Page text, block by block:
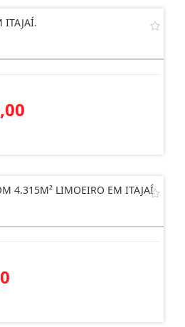
ITAJAÍ.
4.315M² LIMOEIRO EM ITAJAÍ